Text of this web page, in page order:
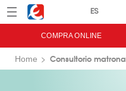
Menú Eroski
COMPRA ONLINE
Home Consultorio matrona